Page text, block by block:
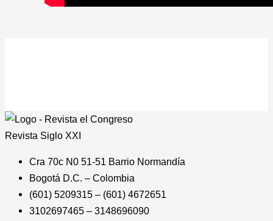
Revista Siglo XXI
Cra 70c N0 51-51 Barrio Normandía
Bogotá D.C. – Colombia
(601) 5209315 – (601) 4672651
3102697465 – 3148696090